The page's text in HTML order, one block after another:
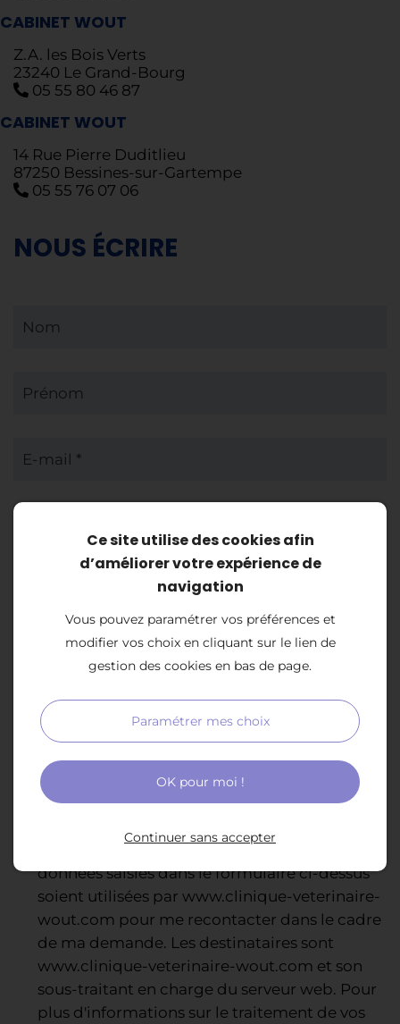
CABINET WOUT
Z.A. les Bois Verts
23240 Le Grand-Bourg
05 55 80 46 87
CABINET WOUT
14 Rue Pierre Duditlieu
87250 Bessines-sur-Gartempe
05 55 76 07 06
NOUS ÉCRIRE
Nom
Prénom
E-mail *
Message *
En cochant cette case, j’accepte que les
données saisies dans le formulaire ci-dessus
soient utilisées par www.clinique-veterinaire-
wout.com pour me recontacter dans le cadre
de ma demande. Les destinataires sont
www.clinique-veterinaire-wout.com et son
sous-traitant en charge du serveur web. Pour
plus d'informations sur le traitement de vos
Ce site utilise des cookies afin
d’améliorer votre expérience de
navigation
Vous pouvez paramétrer vos préférences et
modifier vos choix en cliquant sur le lien de
gestion des cookies en bas de page.
Paramétrer mes choix
OK pour moi !
Continuer sans accepter